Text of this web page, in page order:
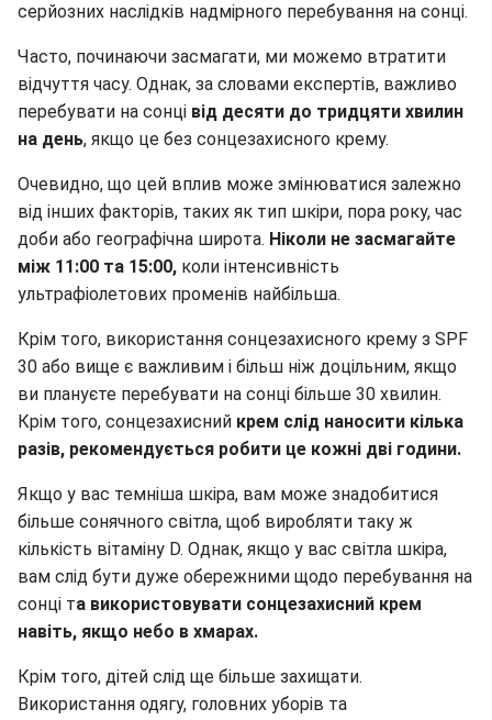
серйозних наслідків надмірного перебування на сонці.
Часто, починаючи засмагати, ми можемо втратити
відчуття часу. Однак, за словами експертів, важливо
перебувати на сонці від десяти до тридцяти хвилин
на день, якщо це без сонцезахисного крему.
Очевидно, що цей вплив може змінюватися залежно
від інших факторів, таких як тип шкіри, пора року, час
доби або географічна широта. Ніколи не засмагайте
між 11:00 та 15:00, коли інтенсивність
ультрафіолетових променів найбільша.
Крім того, використання сонцезахисного крему з SPF
30 або вище є важливим і більш ніж доцільним, якщо
ви плануєте перебувати на сонці більше 30 хвилин.
Крім того, сонцезахисний крем слід наносити кілька
разів, рекомендується робити це кожні дві години.
Якщо у вас темніша шкіра, вам може знадобитися
більше сонячного світла, щоб виробляти таку ж
кількість вітаміну D. Однак, якщо у вас світла шкіра,
вам слід бути дуже обережними щодо перебування на
сонці та використовувати сонцезахисний крем
навіть, якщо небо в хмарах.
Крім того, дітей слід ще більше захищати.
Використання одягу, головних уборів та